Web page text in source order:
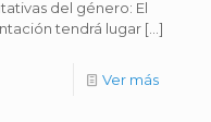
del género: El
tendrá lugar […]
Ver más